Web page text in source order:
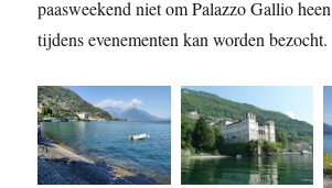
paasweekend niet om Palazzo Gallio
tijdens evenementen kan worden bezocht.